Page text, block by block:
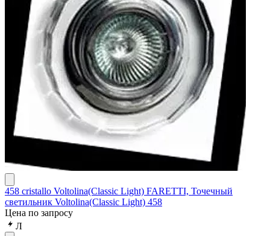
458 cristallo Voltolina(Classic Light) FARETTI, Точечный
светильник Voltolina(Classic Light) 458
Цена по запросу
Л